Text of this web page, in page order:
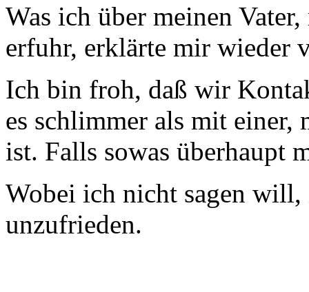
Was ich über meinen
erfuhr, erklärte mir wieder
Ich bin froh, daß wir
es schlimmer als mit
ist. Falls sowas überhaupt
Wobei ich nicht sagen
unzufrieden.